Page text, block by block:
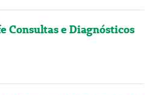
Consultas e Diagnósticos